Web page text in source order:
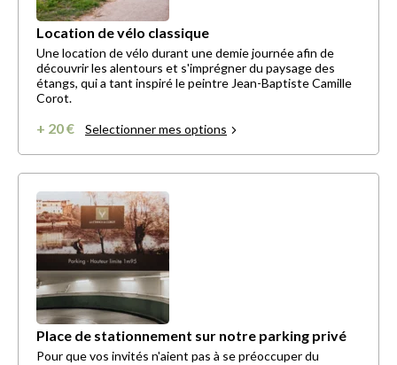
Location de vélo classique
Une location de vélo durant une demie journée afin de
découvrir les alentours et s'imprégner du paysage des
étangs, qui a tant inspiré le peintre Jean-Baptiste Camille
Corot.
+ 20 € Selectionner mes options
Place de stationnement sur notre parking privé
Pour que vos invités n'aient pas à se préoccuper du